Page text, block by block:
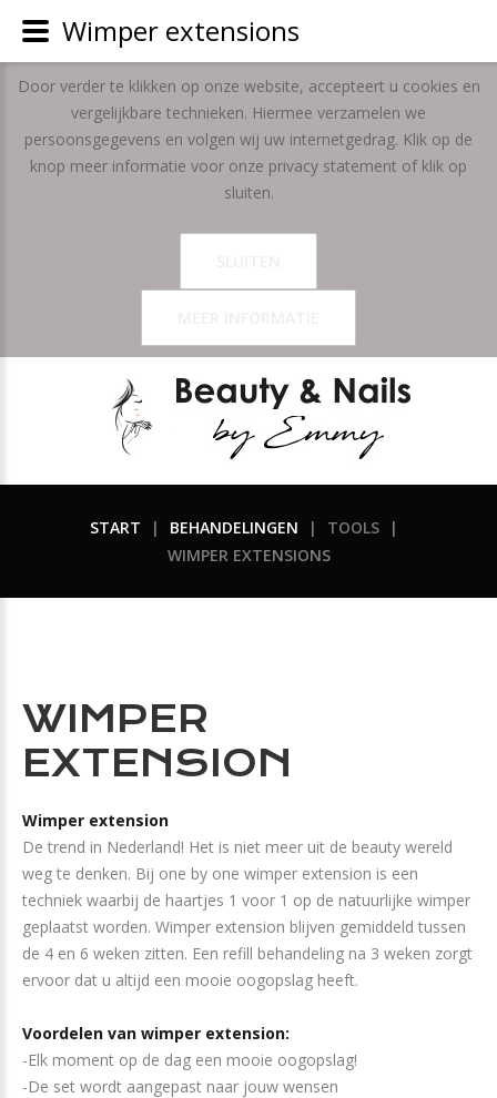
Door verder te klikken op onze website, accepteert u cookies en
vergelijkbare technieken. Hiermee verzamelen we
persoonsgegevens en volgen wij uw internetgedrag. Klik op de
knop meer informatie voor onze privacy statement of klik op
sluiten.
START | BEHANDELINGEN | TOOLS
|
WIMPER EXTENSIONS
WIMPER
EXTENSION
Wimper extension
De trend in Nederland! Het is niet meer uit de beauty wereld
weg te denken. Bij one by one wimper extension is een
techniek waarbij de haartjes 1 voor 1 op de natuurlijke wimper
geplaatst worden. Wimper extension blijven gemiddeld tussen
de 4 en 6 weken zitten. Een refill behandeling na 3 weken zorgt
ervoor dat u altijd een mooie oogopslag heeft.
Voordelen van wimper extension:
-Elk moment op de dag een mooie oogopslag!
-De set wordt aangepast naar jouw wensen
Wimper extensions